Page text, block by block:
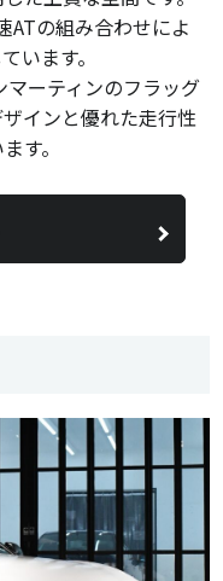
ATの組み合わせによ
います。
ーティンのフラッグ
インと優れた走行性
す。